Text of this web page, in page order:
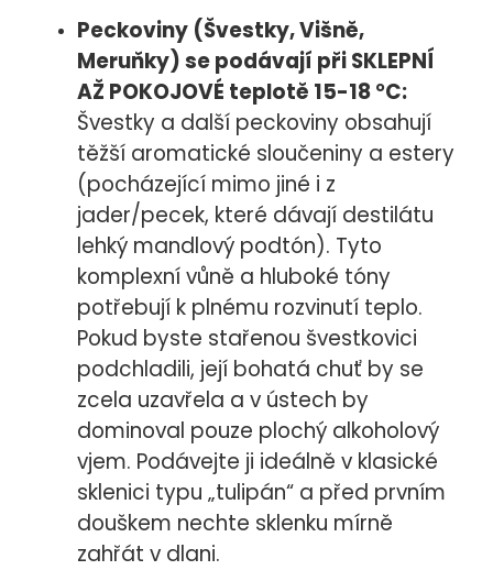
Peckoviny (Švestky, Višně,
Meruňky) se podávají při SKLEPNÍ
AŽ POKOJOVÉ teplotě 15-18 °C:
Švestky a další peckoviny obsahují
těžší aromatické sloučeniny a estery
(pocházející mimo jiné i z
jader/pecek, které dávají destilátu
lehký mandlový podtón). Tyto
komplexní vůně a hluboké tóny
potřebují k plnému rozvinutí teplo.
Pokud byste stařenou švestkovici
podchladili, její bohatá chuť by se
zcela uzavřela a v ústech by
dominoval pouze plochý alkoholový
vjem. Podávejte ji ideálně v klasické
sklenici typu „tulipán“ a před prvním
douškem nechte sklenku mírně
zahřát v dlani.